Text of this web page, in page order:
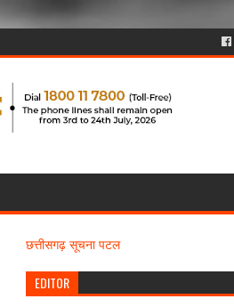
छत्तीसगढ़ सूचना पटल
EDITOR